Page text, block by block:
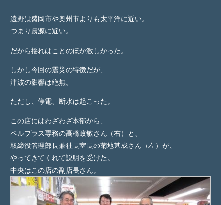
遠野は盛岡市や奥州市よりも太平洋に近い。
つまり震源に近い。
だから揺れはことのほか激しかった。
しかし今回の震災の特徴だが、
津波の影響は絶無。
ただし、停電、断水は起こった。
この店にはわざわざ本部から、
ベルプラス専務の高橋政敏さん（右）と、
取締役管理部長兼社長室長の菊地甚成さん（左）が、
やってきてくれて説明を受けた。
中央はこの店の副店長さん。